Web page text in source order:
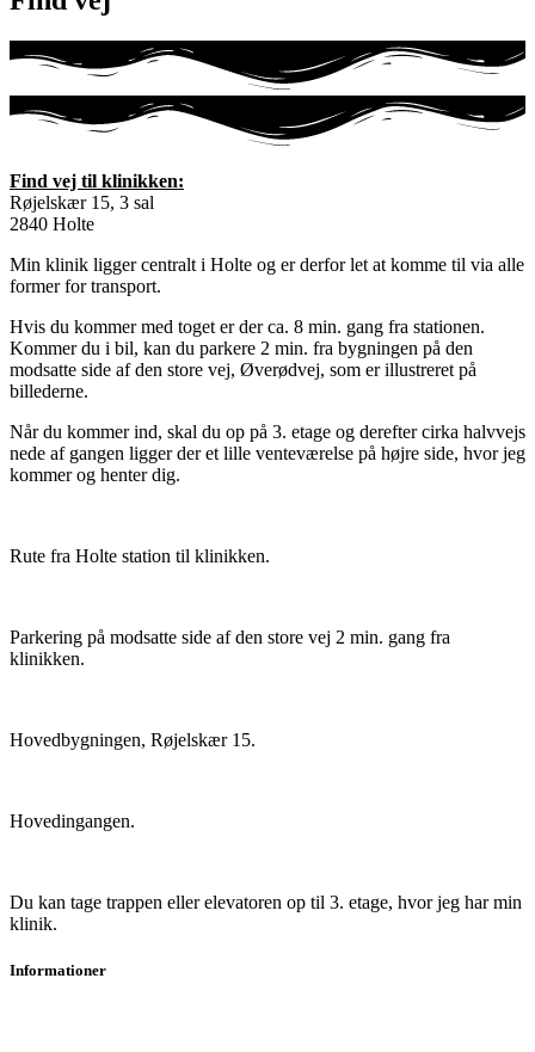
Find vej til klinikken:
Røjelskær 15, 3 sal
2840 Holte
Min klinik ligger centralt i Holte og er derfor let at komme til via alle
former for transport.
Hvis du kommer med toget er der ca. 8 min. gang fra stationen.
Kommer du i bil, kan du parkere 2 min. fra bygningen på den
modsatte side af den store vej, Øverødvej, som er illustreret på
billederne.
Når du kommer ind, skal du op på 3. etage og derefter cirka halvvejs
nede af gangen ligger der et lille venteværelse på højre side, hvor jeg
kommer og henter dig.
Rute fra Holte station til klinikken.
Parkering på modsatte side af den store vej 2 min. gang fra
klinikken.
Hovedbygningen, Røjelskær 15.
Hovedingangen.
Du kan tage trappen eller elevatoren op til 3. etage, hvor jeg har min
klinik.
Informationer